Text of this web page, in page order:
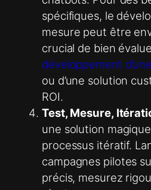
spécifiques, le
mesure peut être
crucial de bien
développement
ou d’une solution
ROI.
Test, Mesure,
une solution
processus itératif.
campagnes pilotes
précis, mesurez